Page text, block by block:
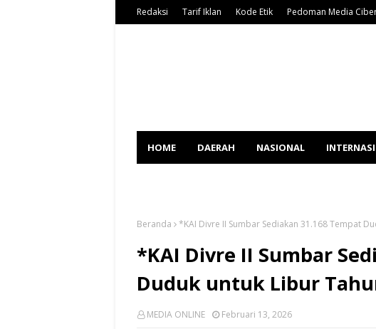
Redaksi Tarif Iklan Kode Etik Pedoman Media
HOME DAERAH NASIONAL
Beranda *KAI Divre II Sumbar Sediakan 31.168 Tempat
*KAI Divre II Sumbar
Duduk untuk Libur
MEDIA ONLINE Februari 13, 2026